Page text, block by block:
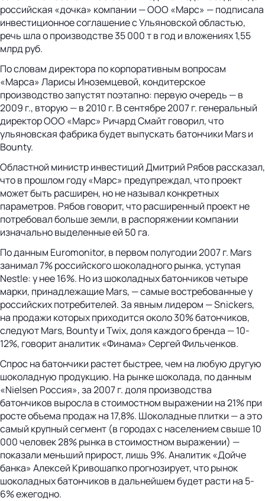
российская «дочка» компании — ООО «Марс» — подписала
инвестиционное соглашение с Ульяновской областью,
речь шла о производстве 35 000 т в год и вложениях 1,55
млрд руб.
По словам директора по корпоративным вопросам
«Марса» Ларисы Иноземцевой, кондитерское
производство запустят поэтапно: первую очередь — в
2009 г., вторую — в 2010 г. В сентябре 2007 г. генеральный
директор ООО «Марс» Ричард Смайт говорил, что
ульяновская фабрика будет выпускать батончики Mars и
Bounty.
Областной министр инвестиций Дмитрий Рябов рассказал,
что в прошлом году «Марс» предупреждал, что проект
может быть расширен, но не называл конкретных
параметров. Рябов говорит, что расширенный проект не
потребовал больше земли, в распоряжении компании
изначально выделенные ей 50 га.
По данным Euromonitor, в первом полугодии 2007 г. Mars
занимал 7% российского шоколадного рынка, уступая
Nestle: у нее 16%. Но из шоколадных батончиков четыре
марки, принадлежащие Mars, — самые востребованные у
российских потребителей. За явным лидером — Snickers,
на продажи которых приходится около 30% батончиков,
следуют Mars, Bounty и Twix, доля каждого бренда — 10-
12%, говорит аналитик «Финама» Сергей Фильченков.
Спрос на батончики растет быстрее, чем на любую другую
шоколадную продукцию. На рынке шоколада, по данным
«Nielsen Россия», за 2007 г. доля производства
батончиков выросла в стоимостном выражении на 21% при
росте объема продаж на 17,8%. Шоколадные плитки — а это
самый крупный сегмент (в городах с населением свыше 10
000 человек 28% рынка в стоимостном выражении) —
показали меньший прирост, лишь 9%. Аналитик «Дойче
банка» Алексей Кривошапко прогнозирует, что рынок
шоколадных батончиков в дальнейшем будет расти на 5-
6% ежегодно.